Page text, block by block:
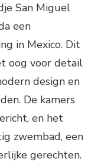
San Miguel
een
in Mexico. Dit
oog voor detail
design en
De kamers
en het
zwembad, een
gerechten.